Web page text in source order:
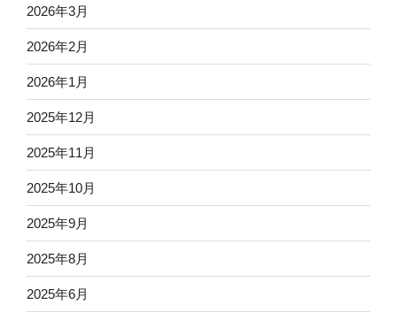
2026年3月
2026年2月
2026年1月
2025年12月
2025年11月
2025年10月
2025年9月
2025年8月
2025年6月